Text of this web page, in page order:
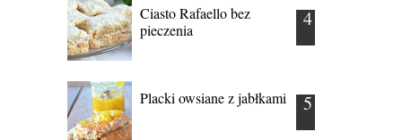
Ciasto Rafaello bez
pieczenia
Placki owsiane z jabłkami